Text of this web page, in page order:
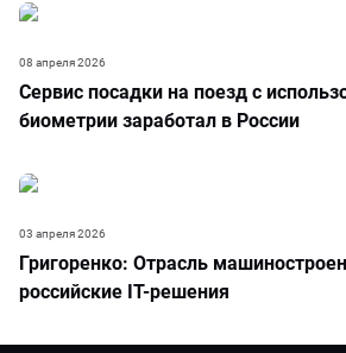
Сервис посадки на поезд с
биометрии заработал в России
08 апреля 2026
Григоренко: Отрасль
российские IT-решения
03 апреля 2026